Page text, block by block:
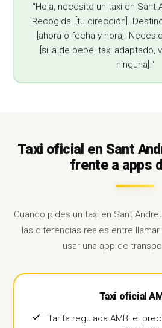
"Hola, necesito un taxi en Sant
Recogida: [tu dirección].
[ahora o fecha y hora].
[silla de bebé, taxi adaptado,
ninguna]."
Taxi oficial en Sant
frente a apps
Cuando pides un taxi en Sant
las diferencias reales entre llamar
usar una app de
Taxi oficial
Tarifa regulada AMB: el